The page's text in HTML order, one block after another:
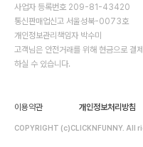
사업자 등록번호 209-81-43420
통신판매업신고 서울성북-0073호
개인정보관리책임자 박수미
고객님은 안전거래를 위해 현금으로 결
하실 수 있습니다.
이용약관 개인정보처리방침
COPYRIGHT (c)CLICKNFUNNY. All